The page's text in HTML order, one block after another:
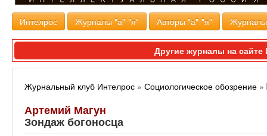
Интелрос Журналы "а"-"я" Авторы "а"-"я"
Другие журналы на
Журнальный клуб Интелрос » Социологическое обозрение »
Артемий Магун
Зондаж богоносца